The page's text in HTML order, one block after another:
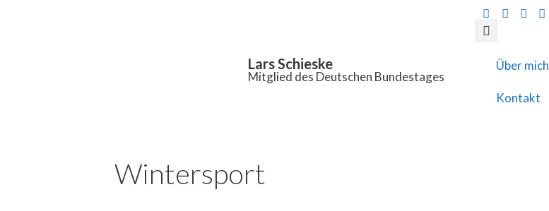
Lars Schieske
Mitglied des Deutschen Bundestages
Über mich
Kontakt
Wintersport